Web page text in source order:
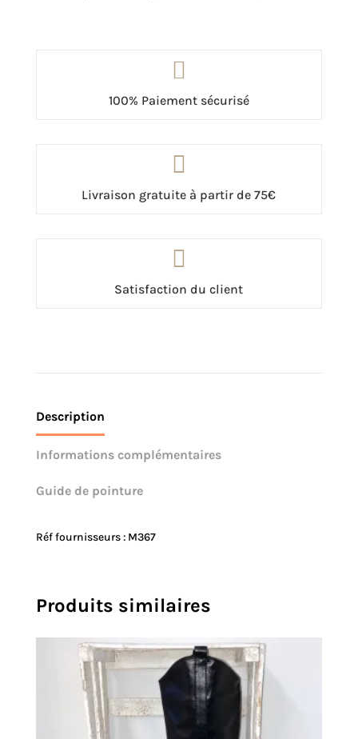

100% Paiement sécurisé

Livraison gratuite à partir de 75€

Satisfaction du client
Description
Informations complémentaires
Guide de pointure
Réf fournisseurs : M367
Produits similaires